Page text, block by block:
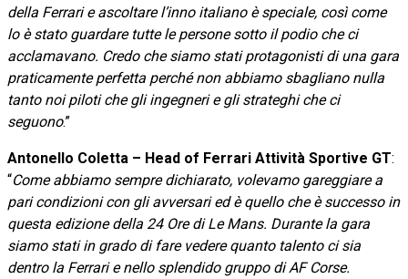
della Ferrari e ascoltare l’inno italiano è speciale, così come
lo è stato guardare tutte le persone sotto il podio che ci
acclamavano. Credo che siamo stati protagonisti di una gara
praticamente perfetta perché non abbiamo sbagliano nulla
tanto noi piloti che gli ingegneri e gli strateghi che ci
seguono.”
Antonello Coletta – Head of Ferrari Attività Sportive GT:
“Come abbiamo sempre dichiarato, volevamo gareggiare a
pari condizioni con gli avversari ed è quello che è successo in
questa edizione della 24 Ore di Le Mans. Durante la gara
siamo stati in grado di fare vedere quanto talento ci sia
dentro la Ferrari e nello splendido gruppo di AF Corse.